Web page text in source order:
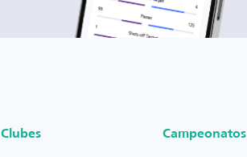
Clubes Campeonatos